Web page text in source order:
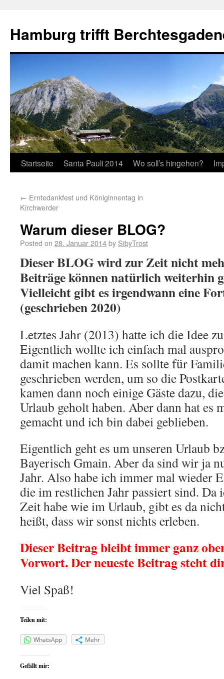
Hamburg trifft
Startseite Santa Pauli 2014 Wo soll’s hingehen?
← Erntedankfest und Königinnentag in
Kirchwerder
Warum dieser BLOG?
Posted on 28. Januar 2014by SibyTrost
Dieser BLOG wird zur Zeit nicht
Beiträge können natürlich weiterhin
Vielleicht gibt es irgendwann eine
(geschrieben 2020)
Letztes Jahr (2013) hatte ich die Idee
Eigentlich wollte ich einfach mal
damit machen kann. Es sollte für
geschrieben werden, um so die
kamen dann noch einige Gäste dazu,
Urlaub geholt haben. Aber dann hat es
gemacht und ich bin dabei geblieben.
Eigentlich geht es um unseren Urlaub
Bayerisch Gmain. Aber da sind wir ja
Jahr. Also habe ich immer mal wieder
die im restlichen Jahr passiert sind. Da
Zeit habe wie im Urlaub, gibt es da
heißt, dass wir sonst nichts erleben.
Dieser Beitrag bleibt immer ganz
Vorwort. Der neueste Beitrag steht
Viel Spaß!
Teilen mit:
WhatsApp Mehr
Gefällt mir: